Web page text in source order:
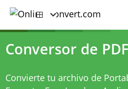
Conversor de
Convierte tu archivo de